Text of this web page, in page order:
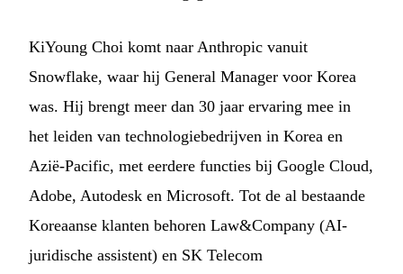
KiYoung Choi komt naar Anthropic vanuit
Snowflake, waar hij General Manager voor Korea
was. Hij brengt meer dan 30 jaar ervaring mee in
het leiden van technologiebedrijven in Korea en
Azië-Pacific, met eerdere functies bij Google Cloud,
Adobe, Autodesk en Microsoft. Tot de al bestaande
Koreaanse klanten behoren Law&Company (AI-
juridische assistent) en SK Telecom